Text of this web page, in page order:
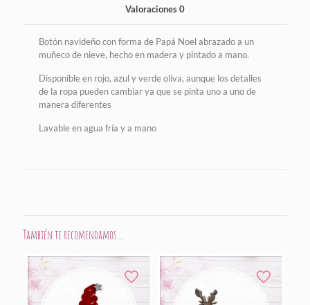
Valoraciones0
Botón navideño con forma de Papá Noel abrazado a un
muñeco de nieve, hecho en madera y pintado a mano.
Disponible en rojo, azul y verde oliva, aunque los detalles
de la ropa pueden cambiar ya que se pinta uno a uno de
manera diferentes
Lavable en agua fría y a mano
También te recomendamos…